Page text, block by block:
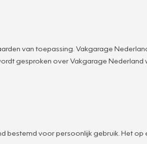
van toepassing. Vakgarage
gesproken over Vakgarage
bestemd voor persoonlijk gebruik. Het